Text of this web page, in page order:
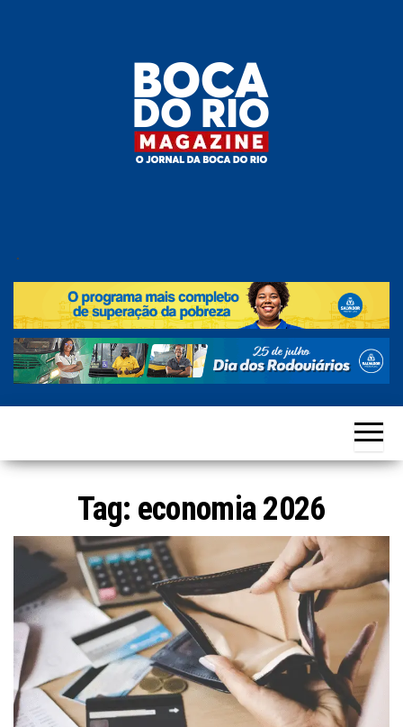
Magazine
do Rio
e
região!
.
Tag: economia 2026